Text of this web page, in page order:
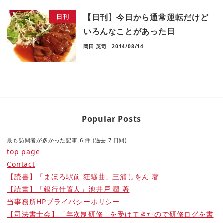
日刊
【日刊】今日から通常運転だけど
いろんなことがあった日
岡田 英司 2014/08/14
Popular Posts
最も訪問者が多かった記事 6 件 (過去 7 日間)
top page
Contact
【読書】「まほろ駅前 狂騒曲」三浦しをん 著
【読書】「銀行仕置人」池井戸 潤 著
当事務所HPプライバシーポリシー
【司法書士会】「年次制研修」を受けてきたので研修ログを書